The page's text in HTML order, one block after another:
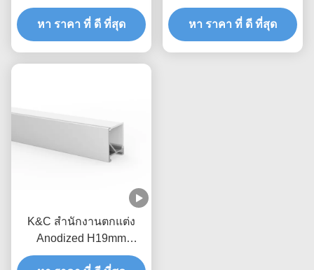
LED Profile
หา ราคา ที่ ดี ที่สุด
หา ราคา ที่ ดี ที่สุด
K&C สำนักงานตกแต่ง
Anodized H19mm
Magnetic LED Profile